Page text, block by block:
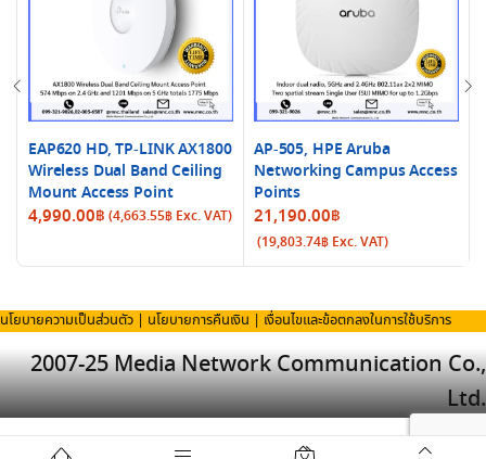
EAP620 HD, TP-LINK AX1800
Wireless Dual Band Ceiling
Mount Access Point
4,990.00฿ (4,663.55฿ Exc. VAT)
AP-505, HPE Aruba
Networking Campus Access
Points
21,190.00฿
(19,803.74฿ Exc. VAT)
นโยบายความเป็นส่วนตัว | นโยบายการคืนเงิน | เงื่อนไขและข้อตกลงในการใช้บริการ
2007-25 Media Network Communication Co.,
Ltd.